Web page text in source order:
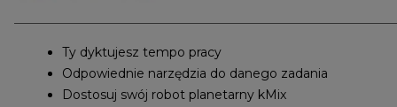
Ty dyktujesz tempo pracy
Odpowiednie narzędzia do danego zadania
Dostosuj swój robot planetarny kMix